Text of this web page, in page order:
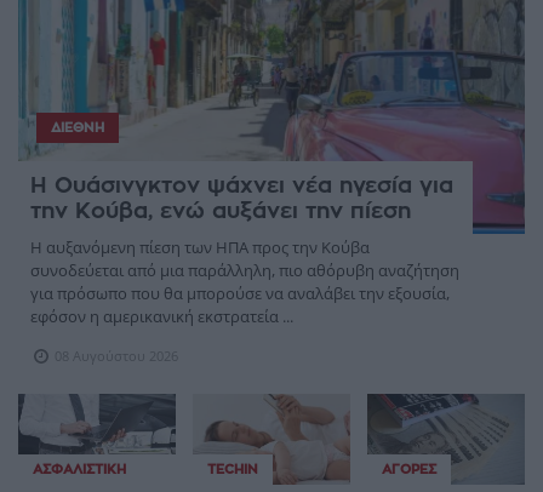
ΔΙΕΘΝΉ
Η Ουάσινγκτον ψάχνει νέα ηγεσία για
την Κούβα, ενώ αυξάνει την πίεση
Η αυξανόμενη πίεση των ΗΠΑ προς την Κούβα
συνοδεύεται από μια παράλληλη, πιο αθόρυβη αναζήτηση
για πρόσωπο που θα μπορούσε να αναλάβει την εξουσία,
εφόσον η αμερικανική εκστρατεία ...
08 Αυγούστου 2026
ΑΣΦΑΛΙΣΤΙΚΉ TECHIN ΑΓΟΡΈΣ